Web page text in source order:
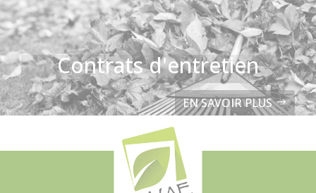
Contrats d'entretien
EN SAVOIR PLUS